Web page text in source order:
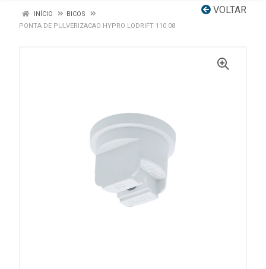
VOLTAR
INÍCIO
BICOS
PONTA DE PULVERIZACAO HYPRO LODRIFT 110 08